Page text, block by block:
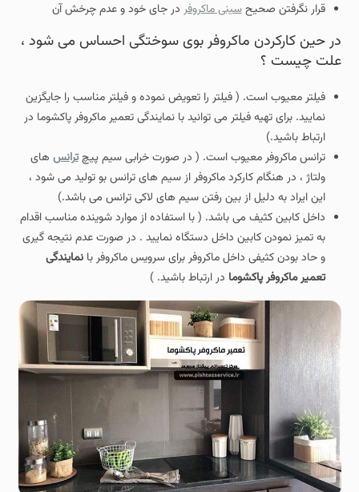
قرار نگرفتن صحیحسینی ماکروفر در جای خود و عدم چرخش آن
در حین کارکردن ماکروفر بوی سوختگی احساس می شود ،
علت چیست ؟
فیلتر معیوب است. ( فیلتر را تعویض نموده و فیلتر مناسب را جایگزین
نمایید. برای تهیه فیلتر می توانید با نمایندگی تعمیر ماکروفر پاکشوما در
ارتباط باشید.)
ترانس ماکروفر معیوب است. ( در صورت خرابی سیم پیچترانس های
ولتاژ ، در هنگام کارکرد ماکروفر از سیم های ترانس بو تولید می شود ،
این ایراد به دلیل از بین رفتن سیم های لاکی ترانس می باشد.)
داخل کابین کثیف می باشد. ( با استفاده از موارد شوینده مناسب اقدام
به تمیز نمودن کابین داخل دستگاه نمایید . در صورت عدم نتیجه گیری
و حاد بودن کثیفی داخل ماکروفر برای سرویس ماکروفر بانمایندگی
تعمیر ماکروفر پاکشوما در ارتباط باشید. )